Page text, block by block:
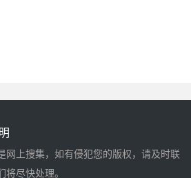
网上搜集，如有侵犯您的版权，请及时联
将尽快处理。